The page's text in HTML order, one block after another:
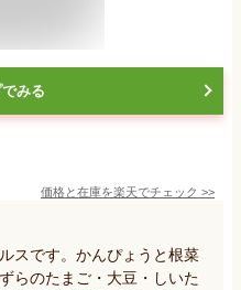
みる
価格と在庫を楽天でチェック >>
スです。かんぴょうと根菜
らのたまご・大豆・しいた